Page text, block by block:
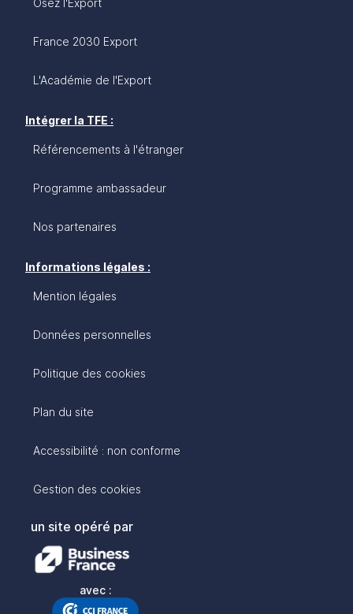
Osez l'Export
France 2030 Export
L'Académie de l'Export
Intégrer la TFE :
Référencements à l'étranger
Programme ambassadeur
Nos partenaires
Informations légales :
Mention légales
Données personnelles
Politique des cookies
Plan du site
Accessibilité : non conforme
Gestion des cookies
un site opéré par
avec :